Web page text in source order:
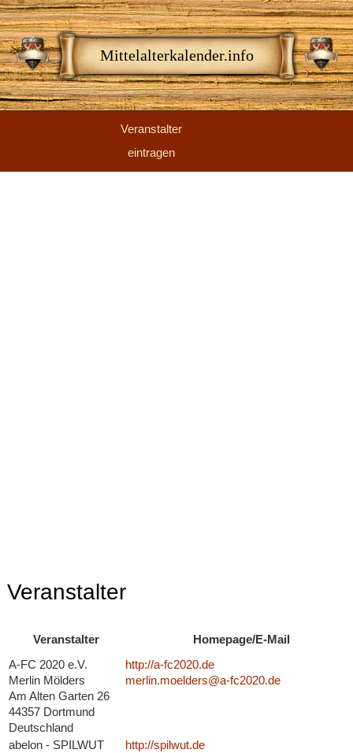
Mittelalterkalender.info
Veranstalter
eintragen
Veranstalter
Veranstalter
Homepage/E-Mail
A-FC 2020 e.V.
Merlin Mölders
Am Alten Garten 26
44357 Dortmund
Deutschland
http://a-fc2020.de
merlin.moelders@a-fc2020.de
abelon - SPILWUT
http://spilwut.de